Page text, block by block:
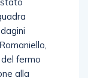
fermo